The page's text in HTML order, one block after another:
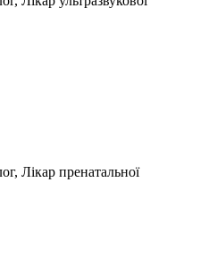
Лікар пренатальної